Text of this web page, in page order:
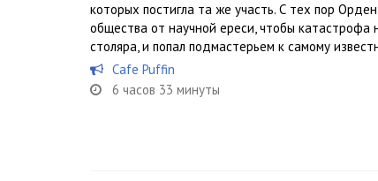
которых постигла та же участь. С тех пор
общества от научной ереси, чтобы катастрофа
столяра, и попал подмастерьем к самому
Cafe Puffin
6 часов 33 минуты